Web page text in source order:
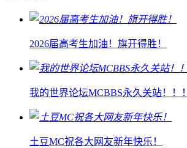
2026届高考生加油！旗开得胜！
我的世界论坛MCBBS永久关站！！！
土豆MC祝各大网友新年快乐！